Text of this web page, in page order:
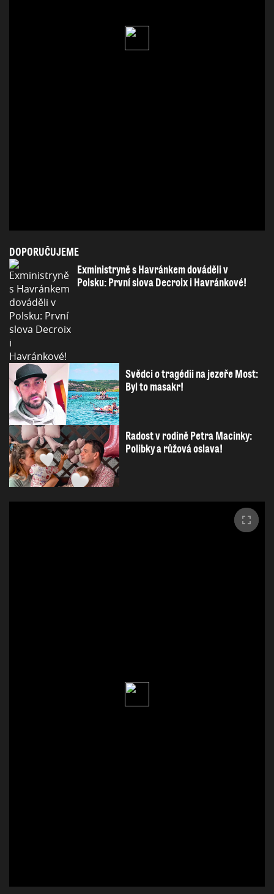
DOPORUČUJEME
Exministryně s Havránkem dováděli v
Polsku: První slova Decroix i Havránkové!
Svědci o tragédii na jezeře Most:
Byl to masakr!
Radost v rodině Petra Macinky:
Polibky a růžová oslava!